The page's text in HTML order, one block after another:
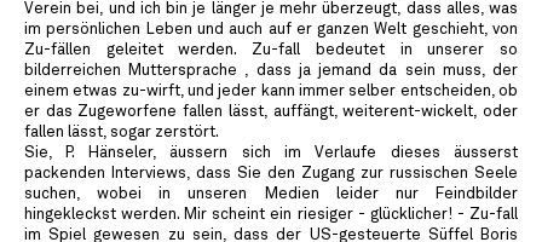
Verein bei, und ich bin je länger je mehr überzeugt, dass alles, was
im persönlichen Leben und auch auf er ganzen Welt geschieht, von
Zu-fällen geleitet werden. Zu-fall bedeutet in unserer so
bilderreichen Muttersprache , dass ja jemand da sein muss, der
einem etwas zu-wirft, und jeder kann immer selber entscheiden, ob
er das Zugeworfene fallen lässt, auffängt, weiterent-wickelt, oder
fallen lässt, sogar zerstört.
Sie, P. Hänseler, äussern sich im Verlaufe dieses äusserst
packenden Interviews, dass Sie den Zugang zur russischen Seele
suchen, wobei in unseren Medien leider nur Feindbilder
hingekleckst werden. Mir scheint ein riesiger - glücklicher! - Zu-fall
im Spiel gewesen zu sein, dass der US-gesteuerte Süffel Boris